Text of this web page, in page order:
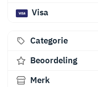
Visa
Categorie
Beoordeling
Merk